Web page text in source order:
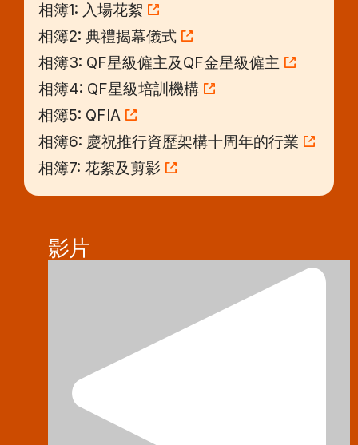
相簿1: 入場花絮
相簿2: 典禮揭幕儀式
相簿3: QF星級僱主及QF金星級僱主
相簿4: QF星級培訓機構
相簿5: QFIA
相簿6: 慶祝推行資歷架構十周年的行業
相簿7: 花絮及剪影
影片